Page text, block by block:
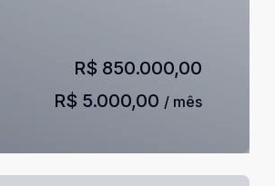
R$ 850.000,00
R$ 5.000,00 / mês